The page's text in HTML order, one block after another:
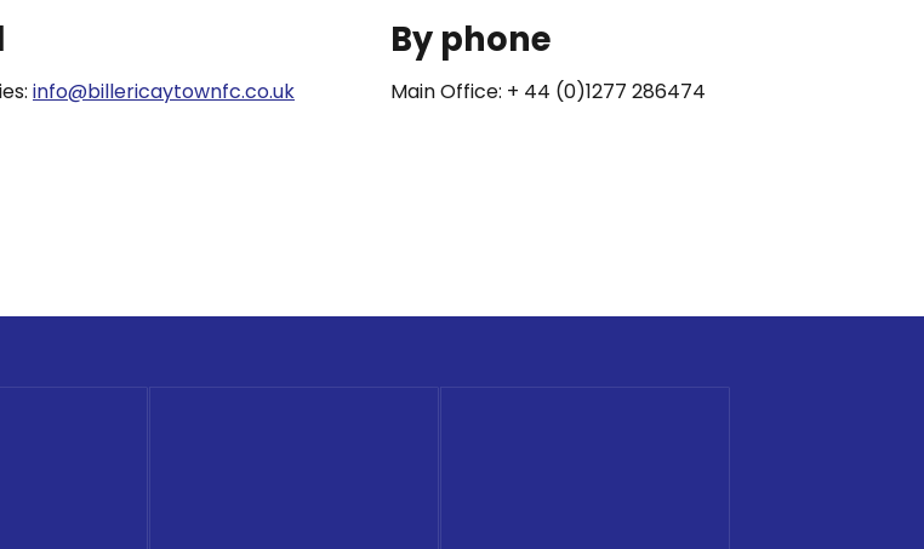
info@billericaytownfc.co.uk
By phone
Main Office: + 44 (0)1277 286474